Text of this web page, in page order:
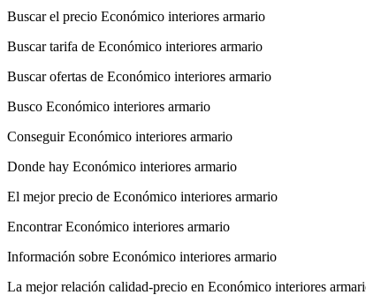
Buscar el precio Económico interiores armario
Buscar tarifa de Económico interiores armario
Buscar ofertas de Económico interiores armario
Busco Económico interiores armario
Conseguir Económico interiores armario
Donde hay Económico interiores armario
El mejor precio de Económico interiores armario
Encontrar Económico interiores armario
Información sobre Económico interiores armario
La mejor relación calidad-precio en Económico interiores